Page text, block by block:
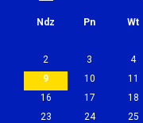
Ndz Pn Wt
2
3 4
9
10 11
16
17 18
23
24 25